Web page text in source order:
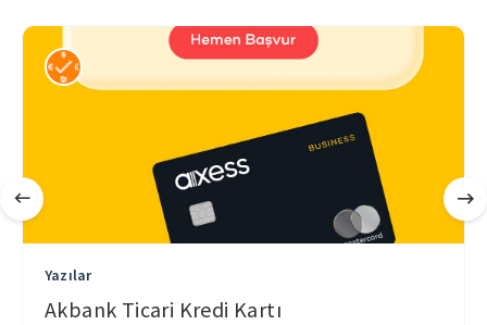
Yazılar
Akbank Ticari Kredi Kartı